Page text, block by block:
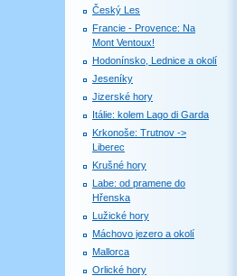
Český Les
Francie - Provence: Na
Mont Ventoux!
Hodonínsko, Lednice a okolí
Jeseníky
Jizerské hory
Itálie: kolem Lago di Garda
Krkonoše: Trutnov ->
Liberec
Krušné hory
Labe: od pramene do
Hřenska
Lužické hory
Máchovo jezero a okolí
Mallorca
Orlické hory